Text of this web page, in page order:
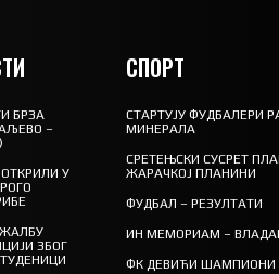
БРЗА
–
У
ЗБОГ
СПОРТ
СТАРТУЈУ ФУДБАЛЕРИ
МИНЕРАЛА
СРЕТЕЊСКИ СУСРЕТ
ЖАРАЧКОЈ ПЛАНИНИ
ФУДБАЛ – РЕЗУЛТАТИ
ИН МЕМОРИАМ –
ФК ДЕВИЋИ ШАМПИОНИ